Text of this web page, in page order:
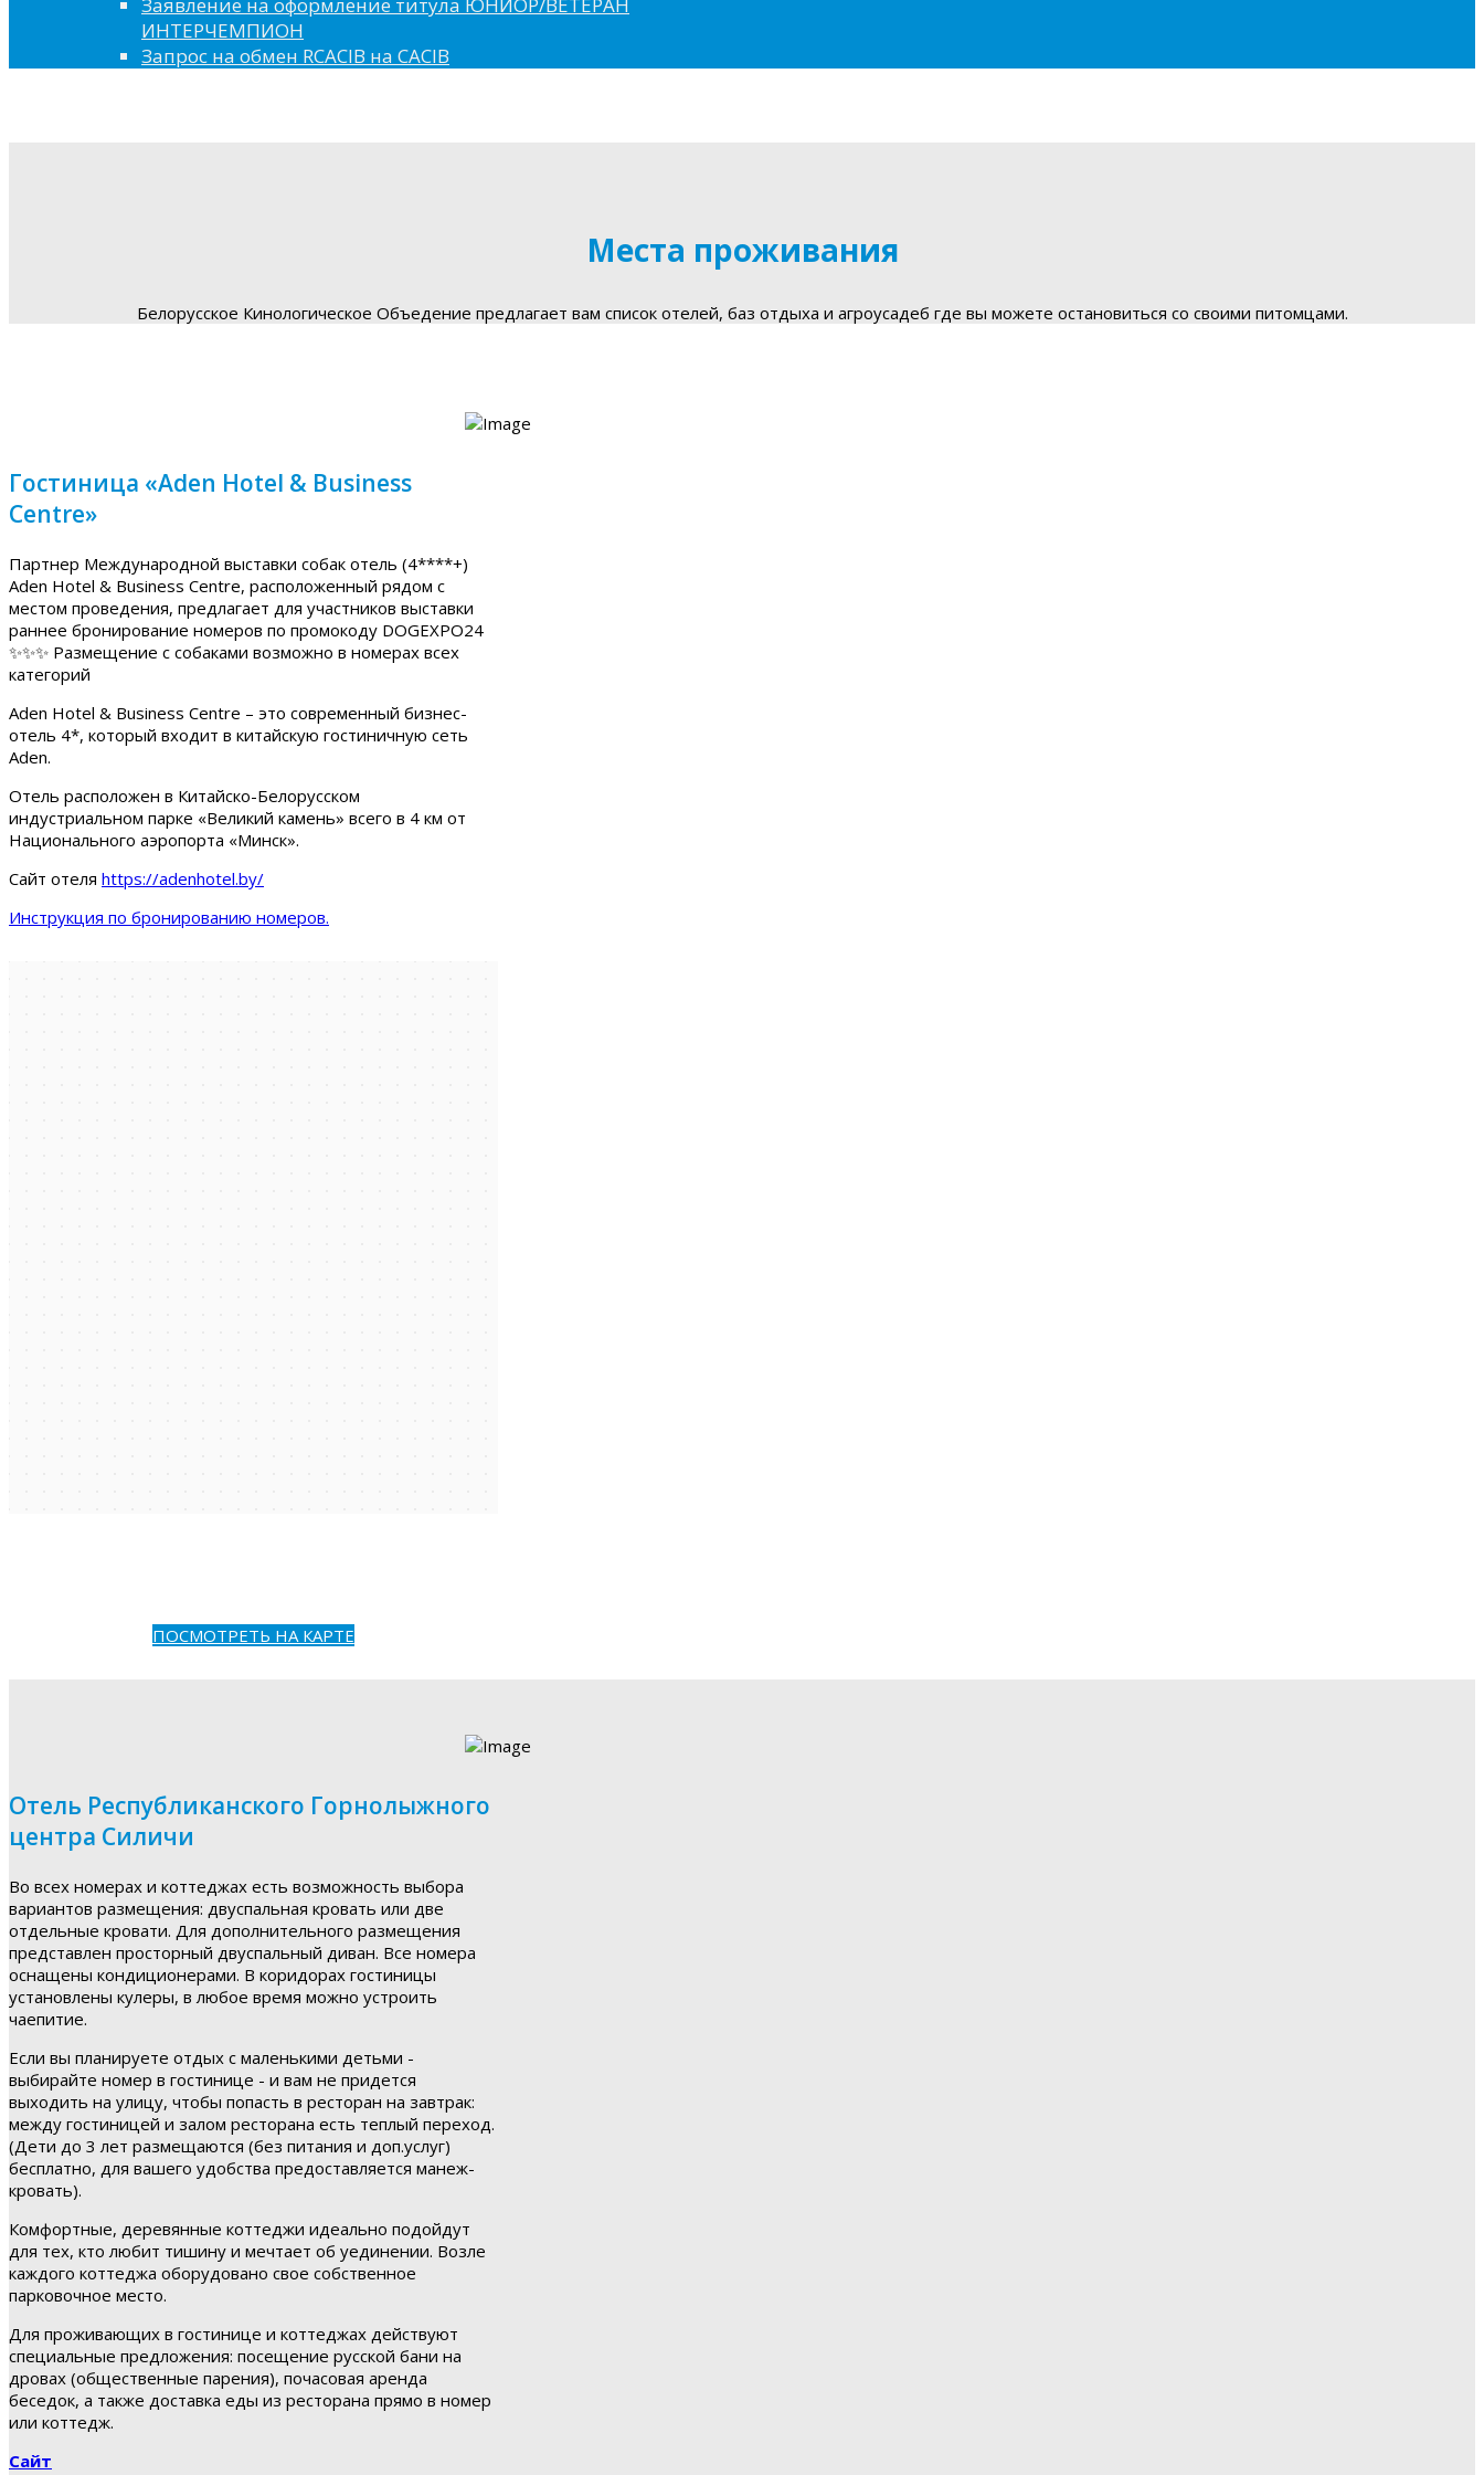
ИНТЕРЧЕМПИОН
Запрос на обмен RCACIB на CACIB
Места проживания
Белорусское Кинологическое Объедение предлагает вам список отелей, баз отдыха и агроусадеб где вы можете остановиться со своими питомцами.
Гостиница «Aden Hotel & Business
Centre»
Партнер Международной выставки собак отель (4****+)
Aden Hotel & Business Centre, расположенный рядом с
местом проведения, предлагает для участников выставки
раннее бронирование номеров по промокоду DOGEXPO24
✨✨✨ Размещение с собаками возможно в номерах всех
категорий
Aden Hotel & Business Centre – это современный бизнес-
отель 4*, который входит в китайскую гостиничную сеть
Aden.
Отель расположен в Китайско-Белорусском
индустриальном парке «Великий камень» всего в 4 км от
Национального аэропорта «Минск».
Сайт отеля https://adenhotel.by/
Инструкция по бронированию номеров.
ПОСМОТРЕТЬ НА КАРТЕ
Отель Республиканского Горнолыжного
центра Силичи
Во всех номерах и коттеджах есть возможность выбора
вариантов размещения: двуспальная кровать или две
отдельные кровати. Для дополнительного размещения
представлен просторный двуспальный диван. Все номера
оснащены кондиционерами. В коридорах гостиницы
установлены кулеры, в любое время можно устроить
чаепитие.
Если вы планируете отдых с маленькими детьми -
выбирайте номер в гостинице - и вам не придется
выходить на улицу, чтобы попасть в ресторан на завтрак:
между гостиницей и залом ресторана есть теплый переход.
(Дети до 3 лет размещаются (без питания и доп.услуг)
бесплатно, для вашего удобства предоставляется манеж-
кровать).
Комфортные, деревянные коттеджи идеально подойдут
для тех, кто любит тишину и мечтает об уединении. Возле
каждого коттеджа оборудовано свое собственное
парковочное место.
Для проживающих в гостинице и коттеджах действуют
специальные предложения: посещение русской бани на
дровах (общественные парения), почасовая аренда
беседок, а также доставка еды из ресторана прямо в номер
или коттедж.
Сайт